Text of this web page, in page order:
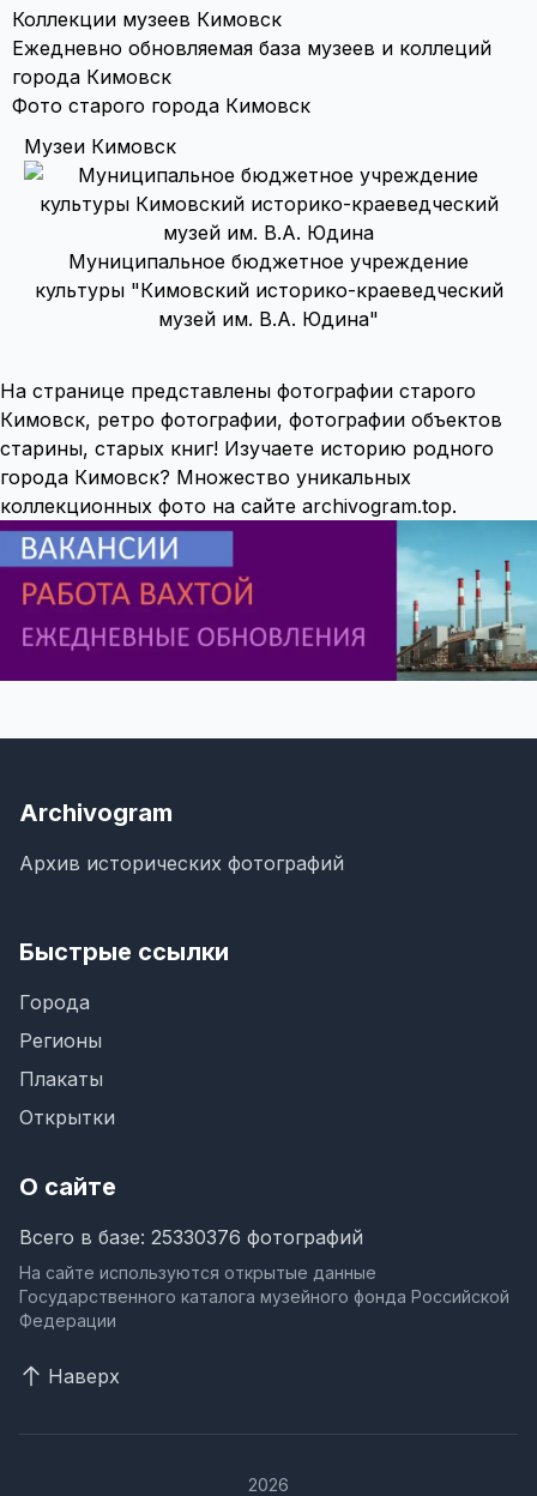
Коллекции музеев Кимовск
Ежедневно обновляемая база музеев и коллеций
города Кимовск
Фото старого города Кимовск
Музеи Кимовск
Муниципальное бюджетное учреждение
культуры "Кимовский историко-краеведческий
музей им. В.А. Юдина"
На странице представлены фотографии старого
Кимовск, ретро фотографии, фотографии объектов
старины, старых книг! Изучаете историю родного
города Кимовск? Множество уникальных
коллекционных фото на сайте archivogram.top.
Archivogram
Архив исторических фотографий
Быстрые ссылки
Города
Регионы
Плакаты
Открытки
О сайте
Всего в базе: 25330376 фотографий
На сайте используются открытые данные
Государственного каталога музейного фонда Российской
Федерации
Наверх
2026